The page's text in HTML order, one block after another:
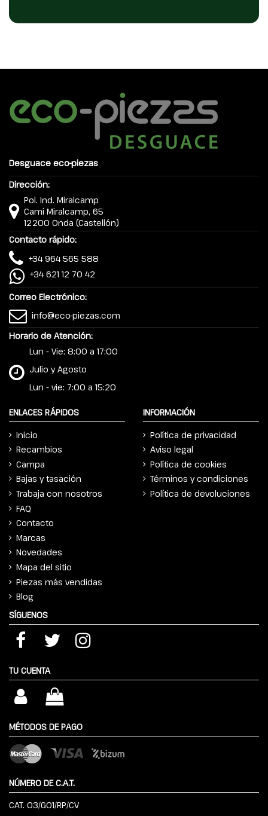
Desguace eco-piezas
Dirección:
Pol. Ind. Miralcamp
Camí Miralcamp, 65
12200 Onda (Castellón)
Contacto rápido:
+34 964 565 588
+34 621 12 70 42
Correo Electrónico:
info@eco-piezas.com
Horario de Atención:
Lun - Vie: 8:00 a 17:00
Julio y Agosto
Lun - vie: 7:00 a 15:20
ENLACES RÁPIDOS
Inicio
Recambios
Campa
Bajas y tasación
Trabaja con nosotros
FAQ
Contacto
Marcas
Novedades
Mapa del sitio
Piezas más vendidas
Blog
INFORMACIÓN
Política de privacidad
Aviso legal
Política de cookies
Términos y condiciones
Política de devoluciones
SÍGUENOS
TU CUENTA
MÉTODOS DE PAGO
NÚMERO DE C.A.T.
CAT. 03/G01/RP/CV